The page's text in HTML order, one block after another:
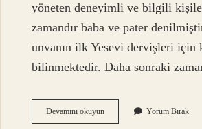
yöneten deneyimli ve bilgili
zamandır baba ve pater
unvanın ilk Yesevi dervişleri için
bilinmektedir. Daha sonraki
Devamını okuyunDedeye
Baska
Yorum Bırak